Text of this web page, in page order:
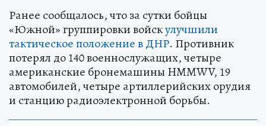
Ранее сообщалось, что за сутки бойцы
«Южной» группировки войскулучшили
тактическое положение в ДНР. Противник
потерял до 140 военнослужащих, четыре
американские бронемашины HMMWV, 19
автомобилей, четыре артиллерийских орудия
и станцию радиоэлектронной борьбы.